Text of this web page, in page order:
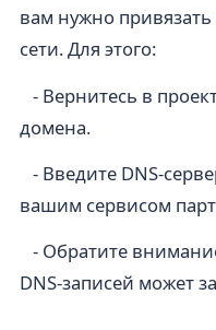
вам нужно
сети. Для этого:
- Вернитесь в
домена.
- Введите DNS-
вашим сервисом
- Обратите
DNS-записей может